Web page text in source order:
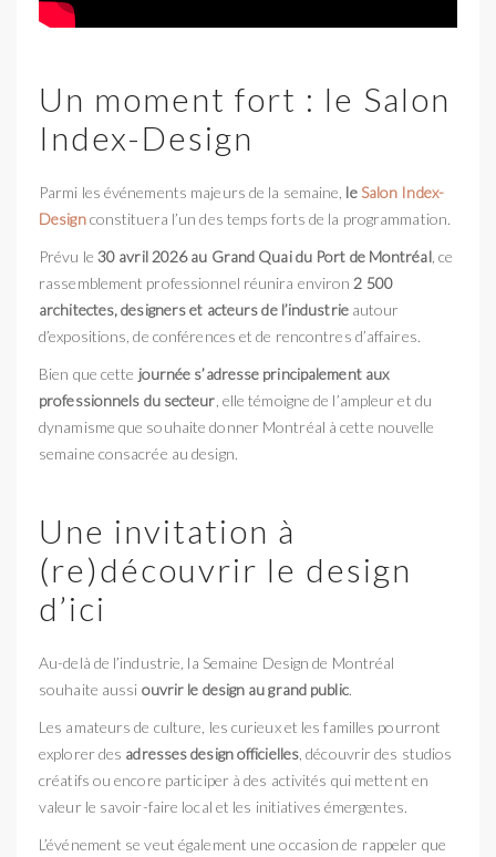
Un moment fort : le Salon
Index-Design
Parmi les événements majeurs de la semaine, leSalon Index-
Designconstituera l’un des temps forts de la programmation.
Prévu le 30 avril 2026 au Grand Quai du Port de Montréal, ce
rassemblement professionnel réunira environ 2 500
architectes, designers et acteurs de l’industrieautour
d’expositions, de conférences et de rencontres d’affaires.
Bien que cette journée s’adresse principalement aux
professionnels du secteur , elle témoigne de l’ampleur et du
dynamisme que souhaite donner Montréal à cette nouvelle
semaine consacrée au design.
Une invitation à
(re)découvrir le design
d’ici
Au-delà de l’industrie, la Semaine Design de Montréal
souhaite aussi ouvrir le design au grand public.
Les amateurs de culture, les curieux et les familles pourront
explorer des adresses design officielles , découvrir des studios
créatifs ou encore participer à des activités qui mettent en
valeur le savoir-faire local et les initiatives émergentes.
L’événement se veut également une occasion de rappeler que